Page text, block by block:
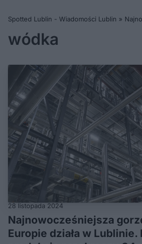
Spotted Lublin - Wiadomości Lublin »
wódka
28 listopada 2024
Najnowocześniejsza
Europie działa w Lublinie.